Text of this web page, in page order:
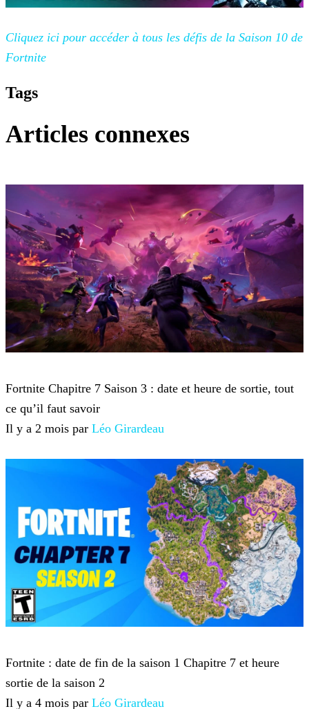
Cliquez ici pour accéder à tous les défis de la Saison 10 de
Fortnite
Tags
Articles connexes
Fortnite Chapitre 7 Saison 3 : date et heure de sortie, tout
ce qu’il faut savoir
Il y a 2 mois par Léo Girardeau
Fortnite : date de fin de la saison 1 Chapitre 7 et heure
sortie de la saison 2
Il y a 4 mois par Léo Girardeau